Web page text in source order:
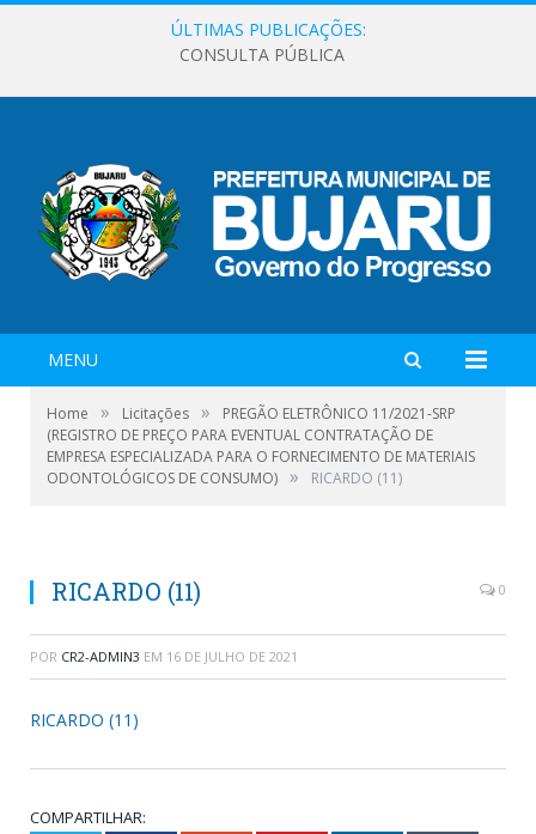
ÚLTIMAS PUBLICAÇÕES:
CONSULTA PÚBLICA
MENU
Home » Licitações »
PREGÃO ELETRÔNICO 11/2021-SRP
(REGISTRO DE PREÇO PARA EVENTUAL CONTRATAÇÃO DE
EMPRESA ESPECIALIZADA PARA O FORNECIMENTO DE MATERIAIS
ODONTOLÓGICOS DE CONSUMO) » RICARDO (11)
RICARDO (11) 0
POR CR2-ADMIN3 EM 16 DE JULHO DE 2021
RICARDO (11)
COMPARTILHAR: